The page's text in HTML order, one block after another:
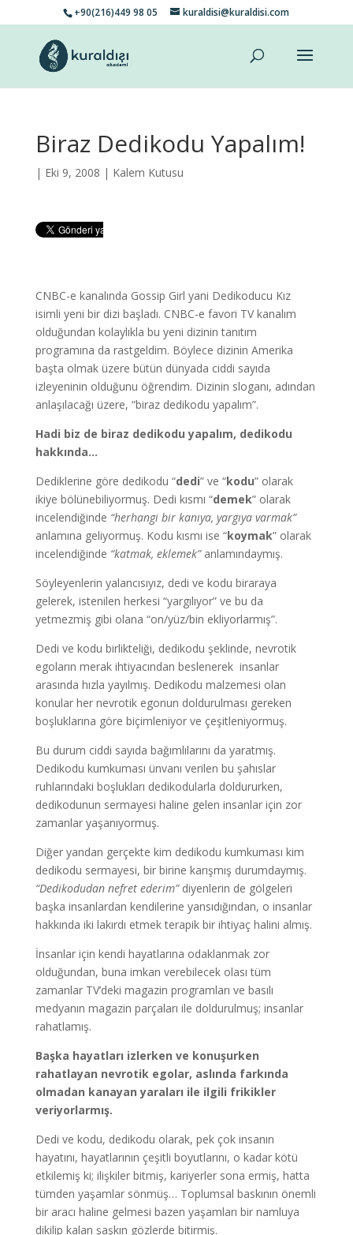
+90(216)449 98 05 kuraldisi@kuraldisi.com
Biraz Dedikodu Yapalım!
| Eki 9, 2008 | Kalem Kutusu
CNBC-e kanalında Gossip Girl yani Dedikoducu Kız
isimli yeni bir dizi başladı. CNBC-e favori TV kanalım
olduğundan kolaylıkla bu yeni dizinin tanıtım
programına da rastgeldim. Böylece dizinin Amerika
başta olmak üzere bütün dünyada ciddi sayıda
izleyeninin olduğunu öğrendim. Dizinin sloganı, adından
anlaşılacağı üzere, “biraz dedikodu yapalım”.
Hadi biz de biraz dedikodu yapalım, dedikodu
hakkında…
Dediklerine göre dedikodu “dedi” ve “kodu” olarak
ikiye bölünebiliyormuş. Dedi kısmı “demek” olarak
incelendiğinde “herhangi bir kanıya, yargıya varmak”
anlamına geliyormuş. Kodu kısmı ise “koymak” olarak
incelendiğinde “katmak, eklemek”anlamındaymış.
Söyleyenlerin yalancısıyız, dedi ve kodu biraraya
gelerek, istenilen herkesi “yargılıyor” ve bu da
yetmezmiş gibi olana “on/yüz/bin ekliyorlarmış”.
Dedi ve kodu birlikteliği, dedikodu şeklinde, nevrotik
egoların merak ihtiyacından beslenerek insanlar
arasında hızla yayılmış. Dedikodu malzemesi olan
konular her nevrotik egonun doldurulması gereken
boşluklarına göre biçimleniyor ve çeşitleniyormuş.
Bu durum ciddi sayıda bağımlılarını da yaratmış.
Dedikodu kumkuması ünvanı verilen bu şahıslar
ruhlarındaki boşlukları dedikodularla doldururken,
dedikodunun sermayesi haline gelen insanlar için zor
zamanlar yaşanıyormuş.
Diğer yandan gerçekte kim dedikodu kumkuması kim
dedikodu sermayesi, bir birine karışmış durumdaymış.
“Dedikodudan nefret ederim”diyenlerin de gölgeleri
başka insanlardan kendilerine yansıdığından, o insanlar
hakkında iki lakırdı etmek terapik bir ihtiyaç halini almış.
İnsanlar için kendi hayatlarına odaklanmak zor
olduğundan, buna imkan verebilecek olası tüm
zamanlar TV’deki magazin programları ve basılı
medyanın magazin parçaları ile doldurulmuş; insanlar
rahatlamış.
Başka hayatları izlerken ve konuşurken
rahatlayan nevrotik egolar, aslında farkında
olmadan kanayan yaraları ile ilgili frikikler
veriyorlarmış.
Dedi ve kodu, dedikodu olarak, pek çok insanın
hayatını, hayatlarının çeşitli boyutlarını, o kadar kötü
etkilemiş ki; ilişkiler bitmiş, kariyerler sona ermiş, hatta
tümden yaşamlar sönmüş… Toplumsal baskının önemli
bir aracı haline gelmesi bazen yaşamları bir namluya
dikilip kalan şaşkın gözlerde bitirmiş.